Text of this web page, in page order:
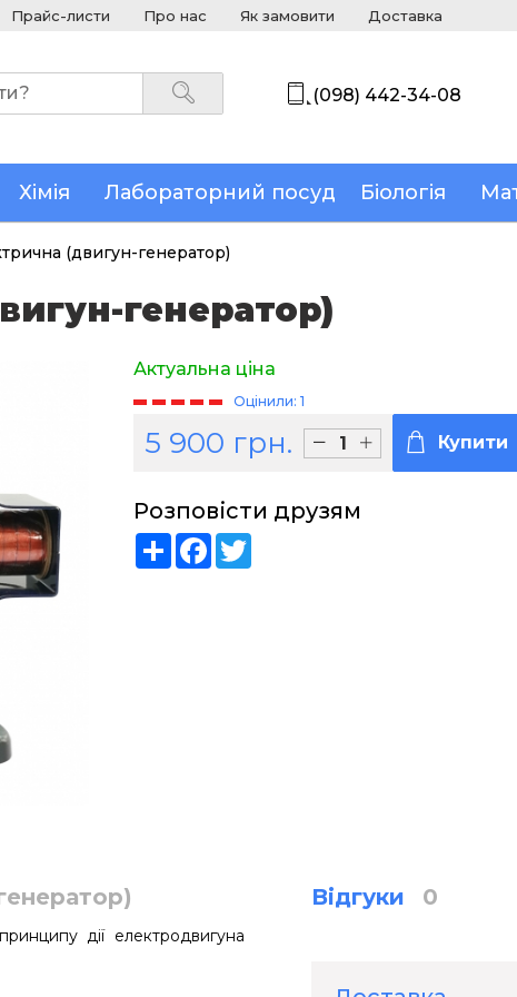
Прайс-листи Про нас Як замовити Доставка
(098) 442-34-08
Хімія Лабораторний посуд Біологія
(двигун-генератор)
генератор)
Актуальна ціна
Оцінили: 1
5 900 грн. Купити
Розповісти друзям
ShareFacebook
дії електродвигуна
Відгуки 0